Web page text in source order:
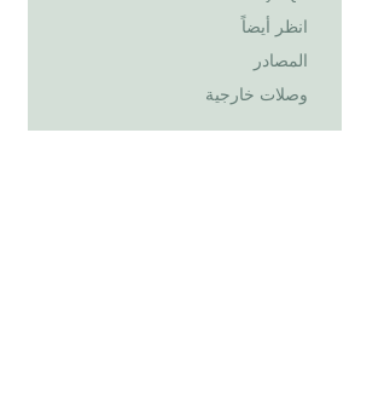
انظر أيضاً
المصادر
وصلات خارجية